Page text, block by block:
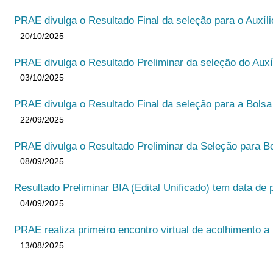
PRAE divulga o Resultado Final da seleção para o
20/10/2025
PRAE divulga o Resultado Preliminar da seleção do
03/10/2025
PRAE divulga o Resultado Final da seleção para a
22/09/2025
PRAE divulga o Resultado Preliminar da Seleção para
08/09/2025
Resultado Preliminar BIA (Edital Unificado) tem data de
04/09/2025
PRAE realiza primeiro encontro virtual de acolhimento
13/08/2025